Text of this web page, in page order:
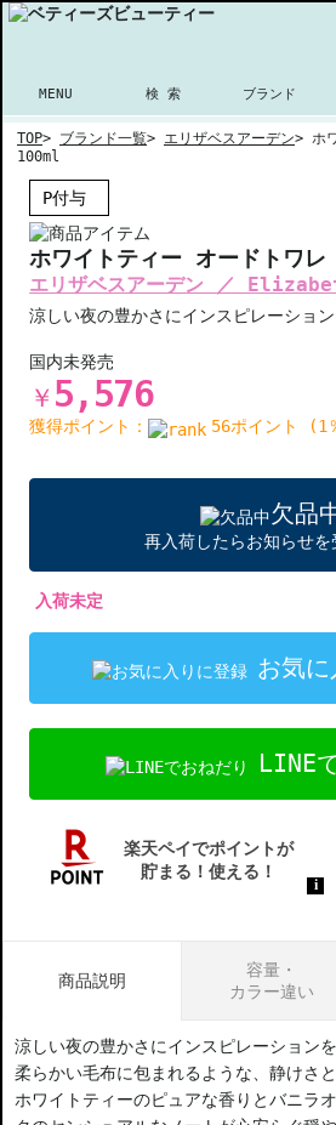
MENU 検 索 ブランド
TOP> ブランド一覧> エリザベスアーデン> ホ
100ml
P付与
ホワイトティー オードトワ
エリザベスアーデン ／
涼しい夜の豊かさにインスピレーショ
国内未発売
￥ 5,576
獲得ポイント： 56ポイント (1
欠品
再入荷したらお知らせを
入荷未定
お気
LINE
商品説明
容量・
カラー違い
涼しい夜の豊かさにインスピレーションを
柔らかい毛布に包まれるような、静けさ
ホワイトティーのピュアな香りとバニラ